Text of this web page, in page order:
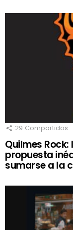
29 Compartidos
Quilmes Rock:
propuesta
sumarse a la